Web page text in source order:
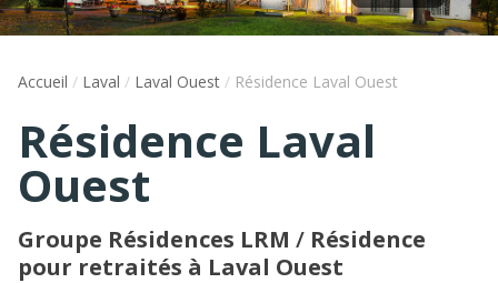
Accueil / Laval / Laval Ouest / Résidence Laval Ouest
Résidence Laval
Ouest
Groupe Résidences LRM / Résidence
pour retraités à Laval Ouest